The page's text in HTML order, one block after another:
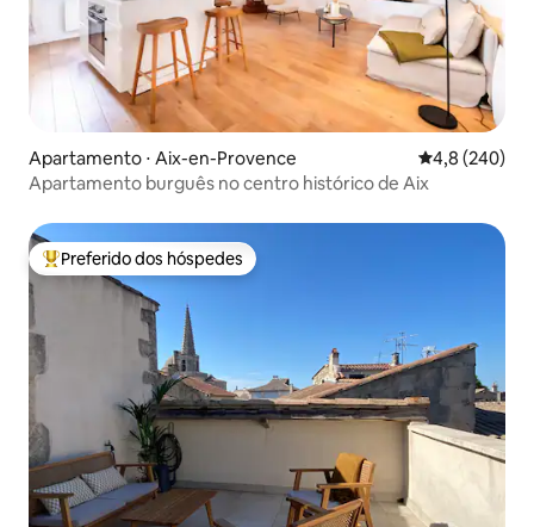
Apartamento ⋅ Aix-en-Provence 4,8 de uma
4,8 (240)
Apartamento burguês no centro histórico de Aix
Entre os melhores preferidos dos hóspedes
Preferido dos hóspedes